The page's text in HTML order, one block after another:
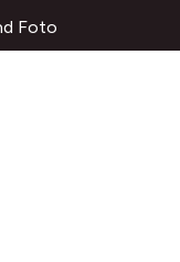
Foto